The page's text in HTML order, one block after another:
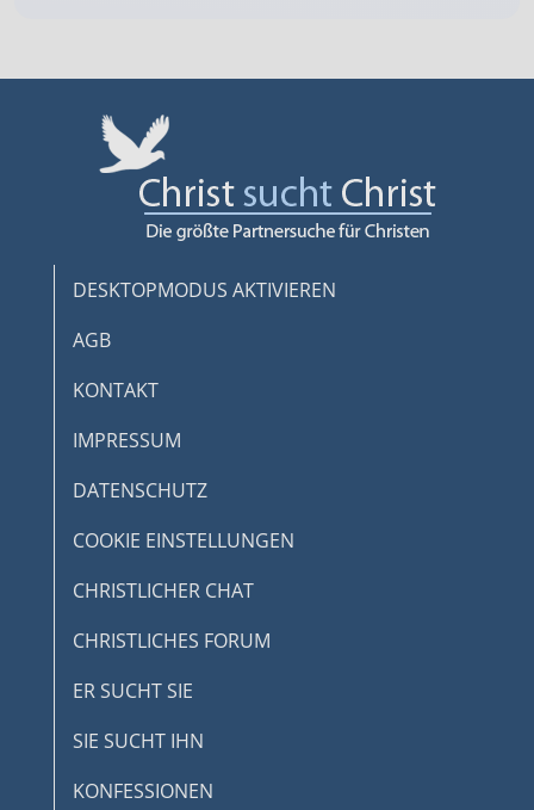
DESKTOPMODUS AKTIVIEREN
AGB
KONTAKT
IMPRESSUM
DATENSCHUTZ
COOKIE EINSTELLUNGEN
CHRISTLICHER CHAT
CHRISTLICHES FORUM
ER SUCHT SIE
SIE SUCHT IHN
KONFESSIONEN